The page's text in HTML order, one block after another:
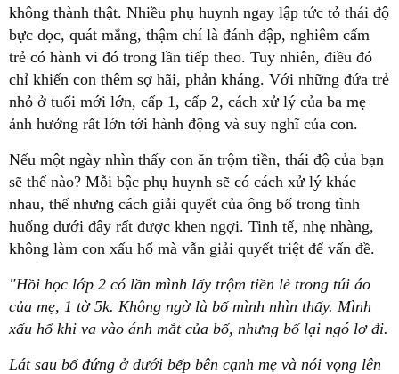
không thành thật. Nhiều phụ huynh ngay lập tức tỏ thái độ
bực dọc, quát mắng, thậm chí là đánh đập, nghiêm cấm
trẻ có hành vi đó trong lần tiếp theo. Tuy nhiên, điều đó
chỉ khiến con thêm sợ hãi, phản kháng. Với những đứa trẻ
nhỏ ở tuổi mới lớn, cấp 1, cấp 2, cách xử lý của ba mẹ
ảnh hưởng rất lớn tới hành động và suy nghĩ của con.
Nếu một ngày nhìn thấy con ăn trộm tiền, thái độ của bạn
sẽ thế nào? Mỗi bậc phụ huynh sẽ có cách xử lý khác
nhau, thế nhưng cách giải quyết của ông bố trong tình
huống dưới đây rất được khen ngợi. Tinh tế, nhẹ nhàng,
không làm con xấu hổ mà vẫn giải quyết triệt để vấn đề.
"Hồi học lớp 2 có lần mình lấy trộm tiền lẻ trong túi áo
của mẹ, 1 tờ 5k. Không ngờ là bố mình nhìn thấy. Mình
xấu hổ khi va vào ánh mắt của bố, nhưng bố lại ngó lơ đi.
Lát sau bố đứng ở dưới bếp bên cạnh mẹ và nói vọng lên